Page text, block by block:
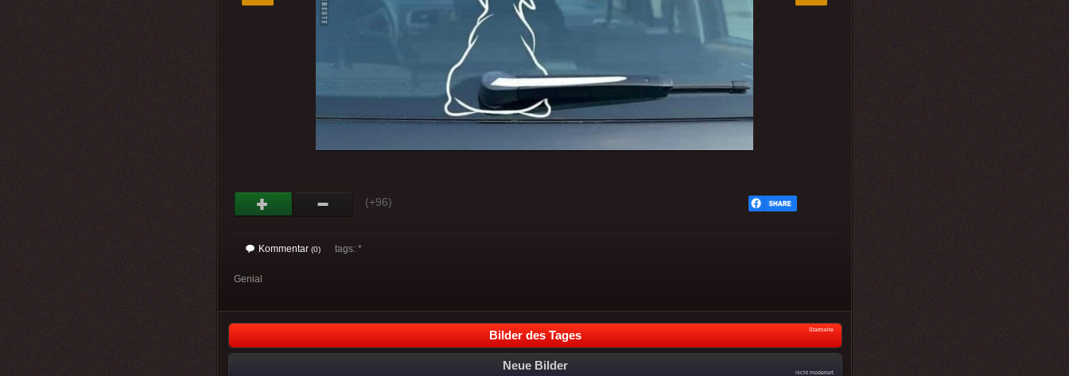
(+96)
Kommentar (0) tags: *
Genial
Bilder des Tages Startseite
Neue Bilder
nicht moderiert